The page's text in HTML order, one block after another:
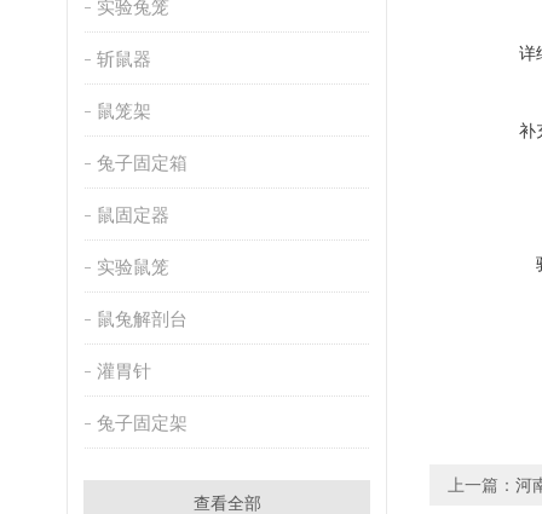
实验兔笼
斩鼠器
鼠笼架
兔子固定箱
鼠固定器
实验鼠笼
鼠兔解剖台
灌胃针
兔子固定架
查看全部
详
补
上一篇： 河